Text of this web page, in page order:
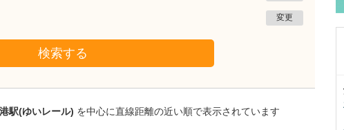
変更
検索する
駅(ゆいレール) を中心に直線距離の近い順で表示されています
沖縄県那覇市
一銀内科胃腸科クリニック